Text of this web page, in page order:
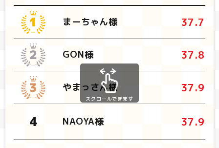
まーちゃん様
GON様
やまっさん様
NAOYA様
スクロールできます